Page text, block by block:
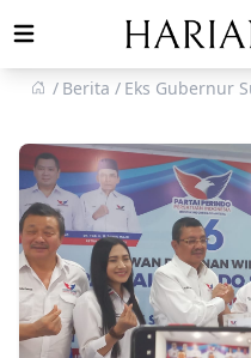
Open main menu
Berita
Eks Gubernur